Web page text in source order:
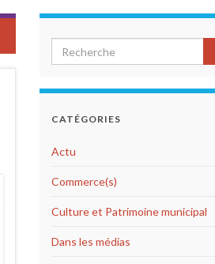
CATÉGORIES
Actu
Commerce(s)
Culture et Patrimoine municipal
Dans les médias